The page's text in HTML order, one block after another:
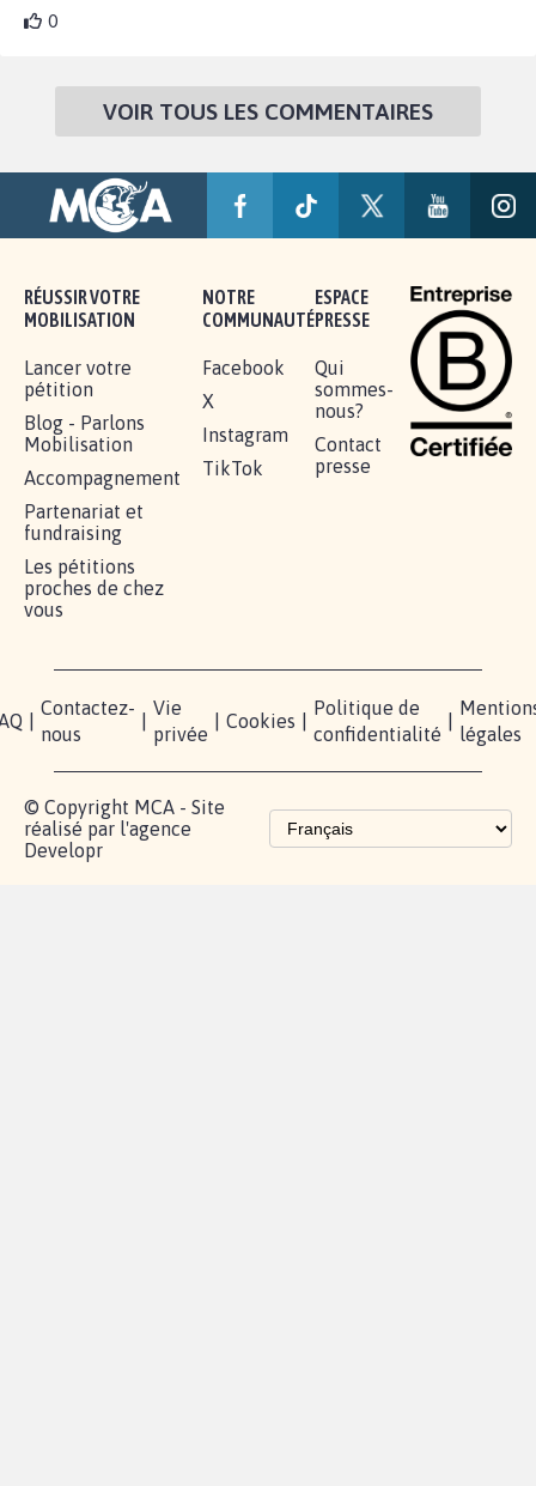
0
VOIR TOUS LES COMMENTAIRES
RÉUSSIR VOTRE
MOBILISATION
Lancer votre
pétition
Blog - Parlons
Mobilisation
Accompagnement
Partenariat et
fundraising
Les pétitions
proches de chez
vous
NOTRE
COMMUNAUTÉ
Facebook
X
Instagram
TikTok
ESPACE
PRESSE
Qui
sommes-
nous?
Contact
presse
Contactez-
nous
Vie
privée
Cookies
Politique de
confidentialité
légales
© Copyright MCA - Site
réalisé par l'agence
Developr